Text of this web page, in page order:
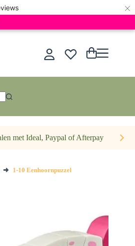
×
Winkelwagen
met Ideal, Paypal of Afterpay
1-10 Eenhoornpuzzel